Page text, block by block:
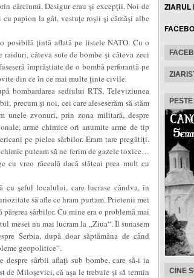
cârciumi. Desigur erau şi excepţii. Noi de
papion la gât, vestuţe roşii şi cămăşi albe
posibilă ţintă aflată pe listele NATO. Cu o
raiduri, câteva sute de bombe şi câteva zeci
împrăştiate de o bombă perforantă pe
din ce în ce mai multe ţinte civile.
bombardarea sediului RTS, Televiziunea
precum şi noi, cei care aleseserăm să stăm
unele zvonuri, prin zona militară, despre
arme chimice ori anumite arme de tip
pe pielea sârbilor. Eram tare pregătiţi.
puteam să ne ferim de gazele toxice…
cu vreo răceală dacă stăteai prea mult cu
cu şeful localului, care lucrase cândva, în
să afle ce hram purtam. Prietenii mei
sârbilor. Cu mine era o problemă mai
mesei nu mai lucram la „Ziua“. Îl sunasem
Serbia, după doar săptămâna de când
geopolitice“.
despre sârbii aflaţi sub bombe, care să-i ia
de Miloşevici, că aşa le trebuie şi să termin
ZIARUL
CINE